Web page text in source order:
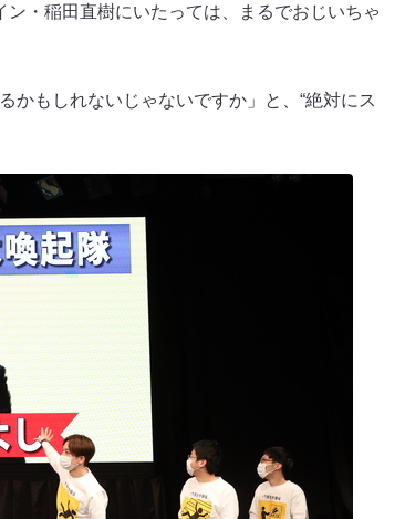
・稲田直樹にいたっては、まるでおじいちゃ
かもしれないじゃないですか」と、“絶対にス